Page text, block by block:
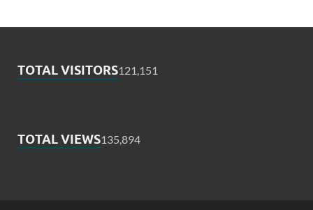
TOTAL VISITORS121,151
TOTAL VIEWS135,894